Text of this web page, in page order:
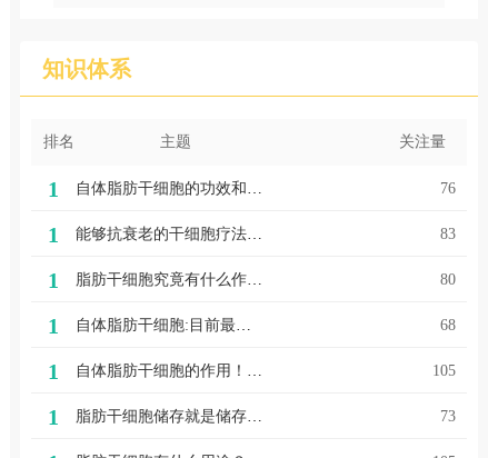
知识体系
排名 主题 关注量
1 76
1 能够抗衰老的干细胞疗法说明！ 83
1 脂肪干细胞究竟有什么作用？（五大作用） 80
1 自体脂肪干细胞:目前最适合人体抗衰治疗！ 68
1 105
1 脂肪干细胞储存就是储存生命活力之源 73